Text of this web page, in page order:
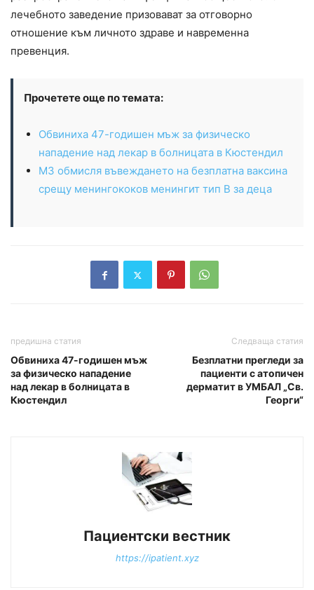
лечебното заведение призовават за отговорно
отношение към личното здраве и навременна
превенция.
Прочетете още по темата:
Обвиниха 47-годишен мъж за физическо
нападение над лекар в болницата в Кюстендил
МЗ обмисля въвеждането на безплатна ваксина
срещу менингококов менингит тип В за деца
предишна статия
Обвиниха 47-годишен мъж
за физическо нападение
над лекар в болницата в
Кюстендил
Следваща статия
Безплатни прегледи за
пациенти с атопичен
дерматит в УМБАЛ „Св.
Георги“
Пациентски вестник
https://ipatient.xyz